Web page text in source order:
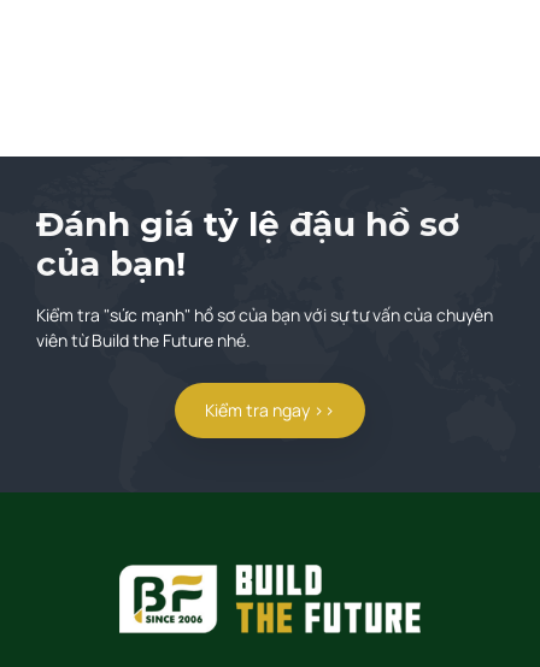
Đánh giá tỷ lệ đậu hồ sơ
của bạn!
Kiểm tra "sức mạnh" hồ sơ của bạn với sự tư vấn của chuyên
viên từ Build the Future nhé.
Kiểm tra ngay >>